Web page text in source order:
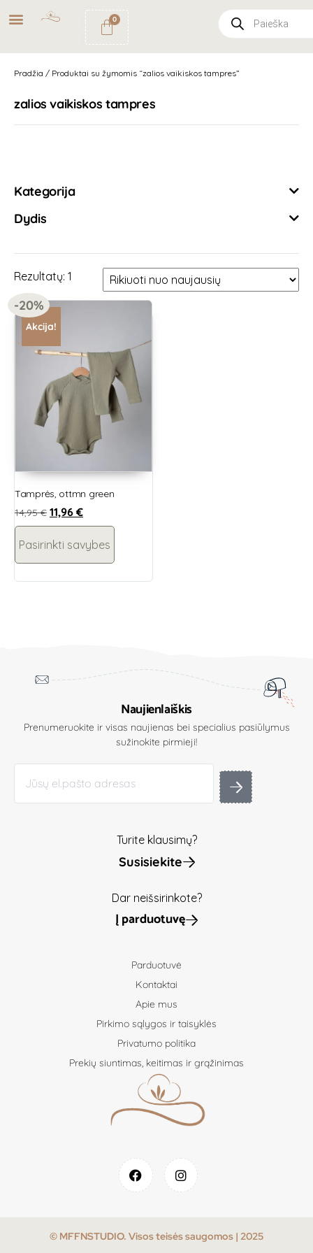
NEMOKAMAS
PRISTATYMAS
PAŠTOMATU
UŽSAKYMAMS NUO
0
Pradžia / Produktai su žymomis “zalios vaikiskos tampres”
zalios vaikiskos tampres
Kategorija
Dydis
Rezultatų: 1
Akcija!
-20%
Tamprės, ottmn green
14,95€ 11,96 €
Pasirinkti savybes
Naujienlaiškis
Prenumeruokite ir visas naujienas bei specialius pasiūlymus
sužinokite pirmieji!
Turite klausimų?
Susisiekite
Dar neišsirinkote?
Į parduotuvę
Parduotuvė
Kontaktai
Apie mus
Pirkimo sąlygos ir taisyklės
Privatumo politika
Prekių siuntimas, keitimas ir grąžinimas
© MFFNSTUDIO. Visos teisės saugomos | 2025